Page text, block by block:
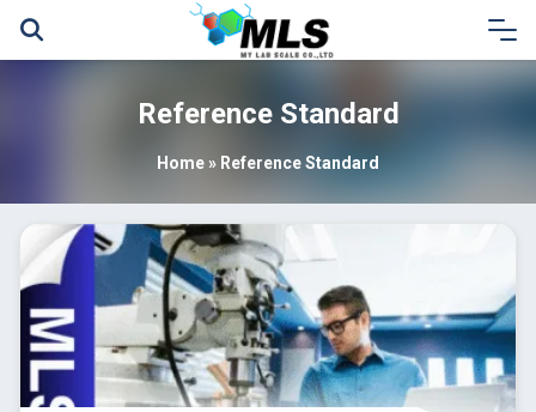
Skip
Reference Standard
Home» Reference Standard